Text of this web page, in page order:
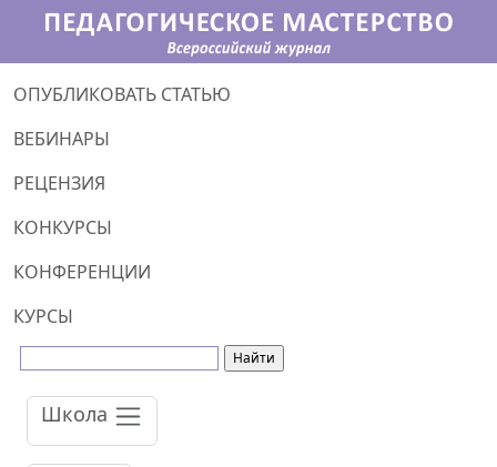
ОПУБЛИКОВАТЬ СТАТЬЮ
ВЕБИНАРЫ
РЕЦЕНЗИЯ
КОНКУРСЫ
КОНФЕРЕНЦИИ
КУРСЫ
Школа